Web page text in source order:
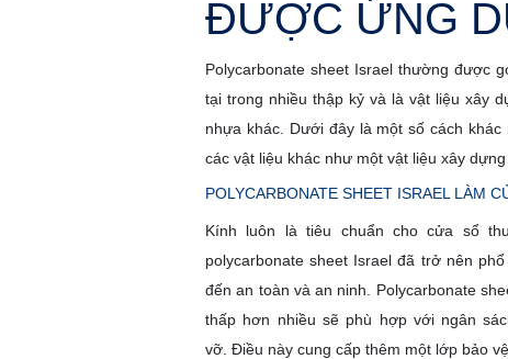
ĐƯỢC ỨNG
Polycarbonate sheet Israel thường được
tại trong nhiều thập kỷ và là vật liệu xây
nhựa khác. Dưới đây là một số cách
các vật liệu khác như một vật liệu xây dựng
POLYCARBONATE SHEET ISRAEL LÀM
Kính luôn là tiêu chuẩn cho cửa sổ
polycarbonate sheet Israel đã trở nên
đến an toàn và an ninh. Polycarbonate
thấp hơn nhiều sẽ phù hợp với ngân
vỡ. Điều này cung cấp thêm một lớp bảo